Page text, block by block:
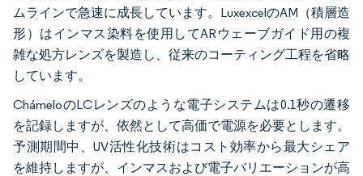
ムラインで急速に成長しています。LuxexcelのAM（積層造
形）はインマス染料を使用してARウェーブガイド用の複
雑な処方レンズを製造し、従来のコーティング工程を省略
しています。
ChámeloのLCレンズのような電子システムは0.1秒の遷移
を記録しますが、依然として高価で電源を必要とします。
予測期間中、UV活性化技術はコスト効率から最大シェア
を維持しますが、インマスおよび電子バリエーションが高